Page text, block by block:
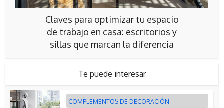
Claves para optimizar tu espacio
de trabajo en casa: escritorios y
sillas que marcan la diferencia
Te puede interesar
COMPLEMENTOS DE DECORACIÓN